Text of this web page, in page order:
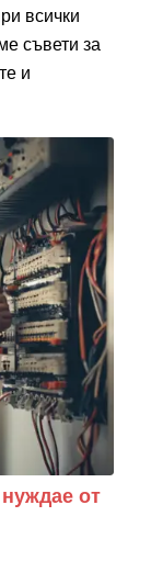
всички
съвети за
и
от